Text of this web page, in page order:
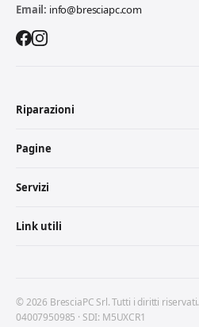
Email: info@bresciapc.com
Riparazioni
Pagine
Servizi
Link utili
© 2026 BresciaPC Srl. Tutti i diritti riservati.
04007950985 · SDI: M5UXCR1